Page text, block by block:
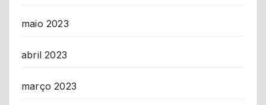
maio 2023
abril 2023
março 2023